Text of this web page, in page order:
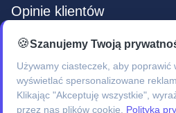
Opinie klientów
★★★★★
wykonanie."
🍪Szanujemy Twoją
Używamy ciasteczek, aby poprawić
wyświetlać spersonalizowane
Klikając "Akceptuję wszystkie",
przez nas plików cookie. Polityka